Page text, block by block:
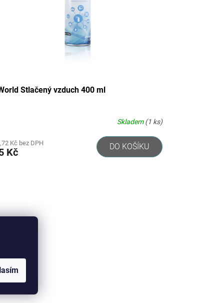
Stlačený vzduch 400 ml
Skladem(1 ks)
Kč bez DPH
Kč DO KOŠÍKU